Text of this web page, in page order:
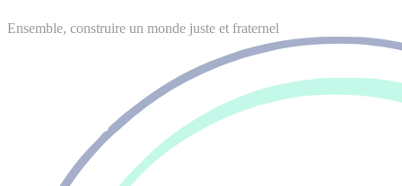
Ensemble, construire un monde juste et fraternel